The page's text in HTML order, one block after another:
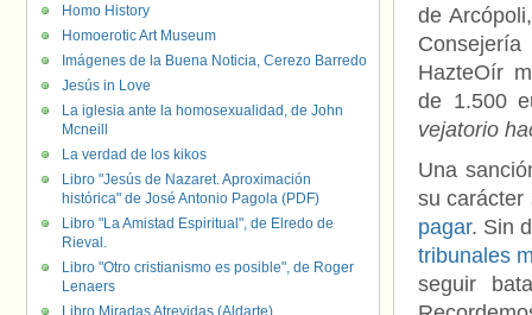
de
HazteOír
de 1.500
vejatorio
Una
su
pagar. Sin
tribunales
seguir
Homo History
Homoerotic Art Museum
Imágenes de la Buena Noticia, Cerezo Barredo
Jesús in Love
La iglesia ante la homosexualidad, de John
Mcneill
La verdad de los kikos
Libro "Jesús de Nazaret. Aproximación
histórica" de José Antonio Pagola (PDF)
Libro "La Amistad Espiritual", de Elredo de
Rieval.
Libro "Otro cristianismo es posible", de Roger
Lenaers
Libro Miradas Atrevidas (Aldarte)